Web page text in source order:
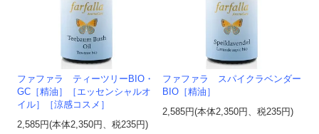
ファファラ ティーツリーBIO・
GC［精油］［エッセンシャルオ
イル］［涼感コスメ］
2,585円(本体2,350円、税235円)
ファファラ スパイクラベンダー
BIO［精油］
2,585円(本体2,350円、税235円)